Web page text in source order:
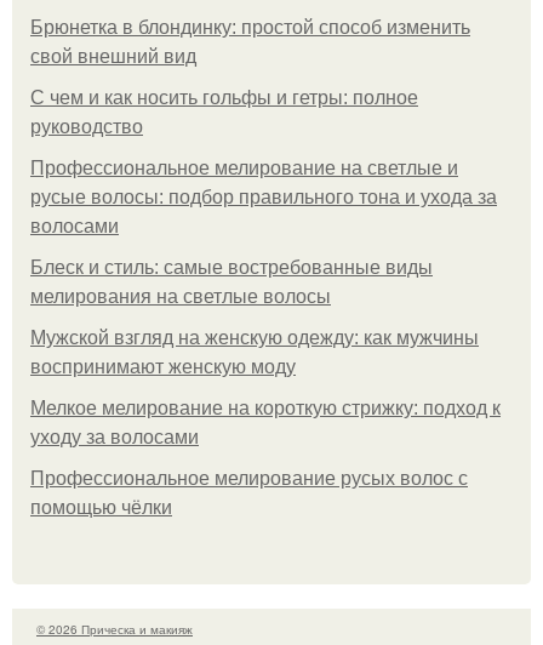
Брюнетка в блондинку: простой способ изменить
свой внешний вид
С чем и как носить гольфы и гетры: полное
руководство
Профессиональное мелирование на светлые и
русые волосы: подбор правильного тона и ухода за
волосами
Блеск и стиль: самые востребованные виды
мелирования на светлые волосы
Мужской взгляд на женскую одежду: как мужчины
воспринимают женскую моду
Мелкое мелирование на короткую стрижку: подход к
уходу за волосами
Профессиональное мелирование русых волос с
помощью чёлки
© 2026 Прическа и макияж